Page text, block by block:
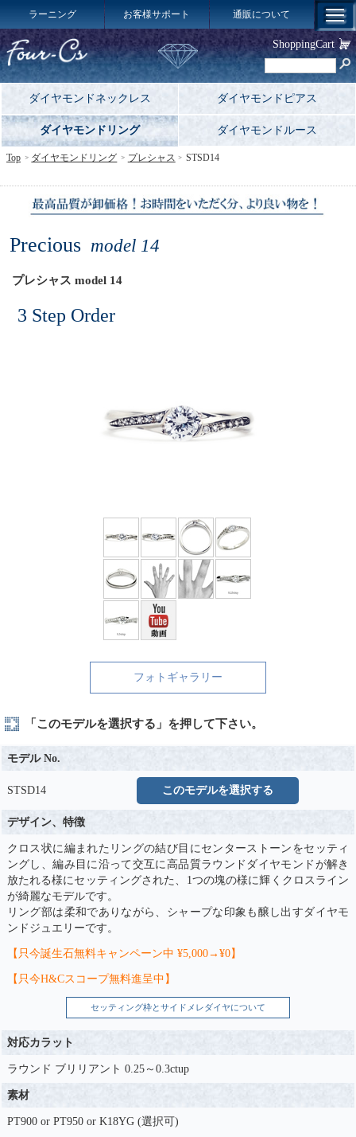
ラーニング お客様サポート 通販について
ダイヤモンドネックレス ダイヤモンドピアス
ダイヤモンドリング ダイヤモンドルース
Precious model 14
プレシャス model 14
3 Step Order
フォトギャラリー
「このモデルを選択する」を押して下さい。
モデル No.
STSD14 このモデルを選択する
デザイン、特徴
クロス状に編まれたリングの結び目にセンターストーンをセッティ
ングし、編み目に沿って交互に高品質ラウンドダイヤモンドが解き
放たれる様にセッティングされた、1つの塊の様に輝くクロスライン
が綺麗なモデルです。
リング部は柔和でありながら、シャープな印象も醸し出すダイヤモ
ンドジュエリーです。
【只今誕生石無料キャンペーン中 ¥5,000→¥0】
【只今H&Cスコープ無料進呈中】
セッティング枠とサイドメレダイヤについて
対応カラット
ラウンド ブリリアント 0.25～0.3ctup
素材
PT900 or PT950 or K18YG (選択可)
Top ダイヤモンドリング プレシャス STSD14
ShoppingCart